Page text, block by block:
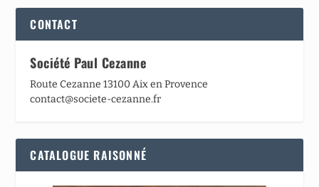
CONTACT
Société Paul Cezanne
Route Cezanne 13100 Aix en Provence
contact@societe-cezanne.fr
CATALOGUE RAISONNÉ